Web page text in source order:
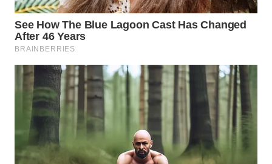
WN
TANGERANG
WN
BINJAI
WN
CIREBON
WN